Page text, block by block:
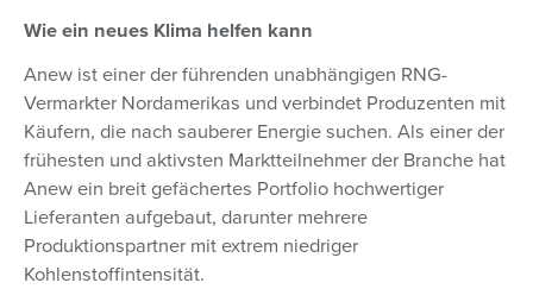
Wie ein neues Klima helfen kann
Anew ist einer der führenden unabhängigen RNG-
Vermarkter Nordamerikas und verbindet Produzenten mit
Käufern, die nach sauberer Energie suchen. Als einer der
frühesten und aktivsten Marktteilnehmer der Branche hat
Anew ein breit gefächertes Portfolio hochwertiger
Lieferanten aufgebaut, darunter mehrere
Produktionspartner mit extrem niedriger
Kohlenstoffintensität.